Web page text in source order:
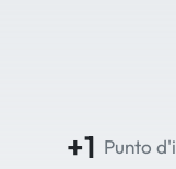
+1 Punto